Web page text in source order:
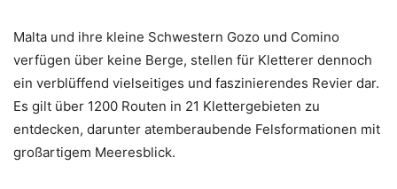
Malta und ihre kleine Schwestern Gozo und Comino
verfügen über keine Berge, stellen für Kletterer dennoch
ein verblüffend vielseitiges und faszinierendes Revier dar.
Es gilt über 1200 Routen in 21 Klettergebieten zu
entdecken, darunter atemberaubende Felsformationen mit
großartigem Meeresblick.